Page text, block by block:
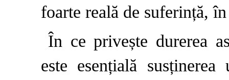
foarte reală de suferință,
În ce privește durerea
este esențială